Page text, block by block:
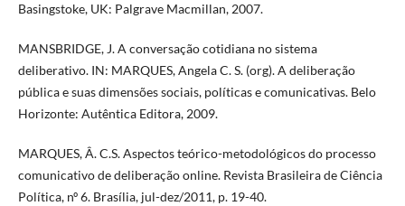
Basingstoke, UK: Palgrave Macmillan, 2007.
MANSBRIDGE, J. A conversação cotidiana no sistema
deliberativo. IN: MARQUES, Angela C. S. (org). A deliberação
pública e suas dimensões sociais, políticas e comunicativas. Belo
Horizonte: Autêntica Editora, 2009.
MARQUES, Â. C.S. Aspectos teórico-metodológicos do processo
comunicativo de deliberação online. Revista Brasileira de Ciência
Política, nº 6. Brasília, jul-dez/2011, p. 19-40.